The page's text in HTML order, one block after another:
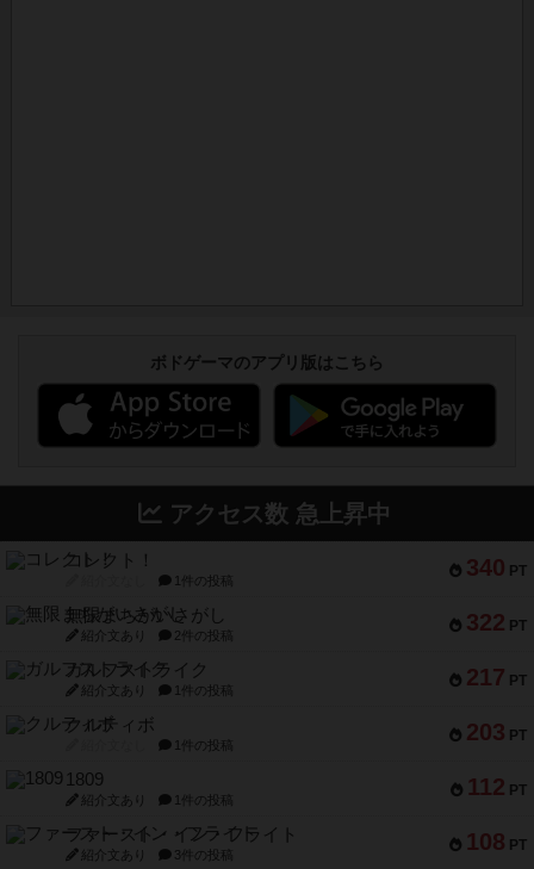
ボドゲーマのアプリ版はこちら
アクセス数 急上昇中
340 PT
コレクト！
1件の投稿
322 PT
無限まちがいさがし
紹介文あり 2件の投稿
217 PT
ガルフストライク
紹介文あり 1件の投稿
203 PT
クルティボ
1件の投稿
112 PT
1809
紹介文あり 1件の投稿
108 PT
ファースト・イン・フライト
紹介文あり 3件の投稿